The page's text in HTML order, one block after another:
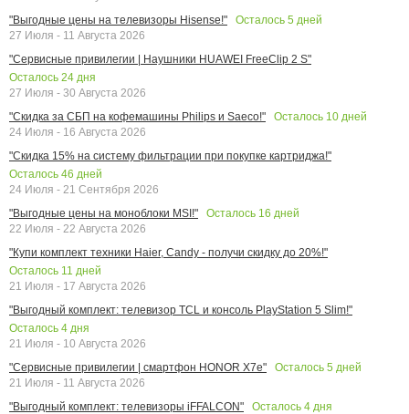
"Выгодные цены на телевизоры Hisense!"
Осталось 5 дней
27 Июля - 11 Августа 2026
"Сервисные привилегии | Наушники HUAWEI FreeClip 2 S"
Осталось 24 дня
27 Июля - 30 Августа 2026
"Скидка за СБП на кофемашины Philips и Saeco!"
Осталось 10 дней
24 Июля - 16 Августа 2026
"Скидка 15% на систему фильтрации при покупке картриджа!"
Осталось 46 дней
24 Июля - 21 Сентября 2026
"Выгодные цены на моноблоки MSI!"
Осталось 16 дней
22 Июля - 22 Августа 2026
"Купи комплект техники Haier, Candy - получи скидку до 20%!"
Осталось 11 дней
21 Июля - 17 Августа 2026
"Выгодный комплект: телевизор TCL и консоль PlayStation 5 Slim!"
Осталось 4 дня
21 Июля - 10 Августа 2026
"Сервисные привилегии | смартфон HONOR X7e"
Осталось 5 дней
21 Июля - 11 Августа 2026
"Выгодный комплект: телевизоры iFFALCON"
Осталось 4 дня